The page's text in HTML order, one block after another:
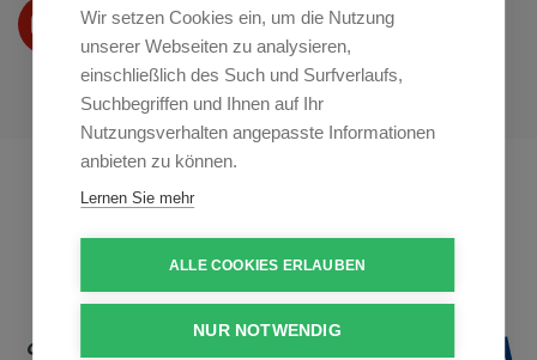
Wir setzen Cookies ein, um die Nutzung
unserer Webseiten zu analysieren,
einschließlich des Such und Surfverlaufs,
Suchbegriffen und Ihnen auf Ihr
Nutzungsverhalten angepasste Informationen
anbieten zu können.
Lernen Sie mehr
ALLE COOKIES ERLAUBEN
NUR NOTWENDIG
Wir präsentieren Ihre produkte
Youtube
Profikuchar.sk